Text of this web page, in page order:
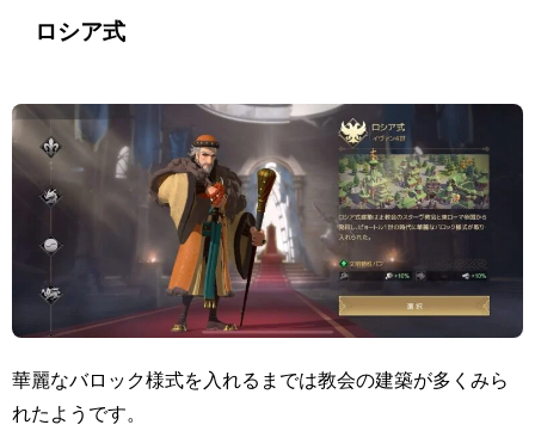
ロシア式
華麗なバロック様式を入れるまでは教会の建築が多くみら
れたようです。